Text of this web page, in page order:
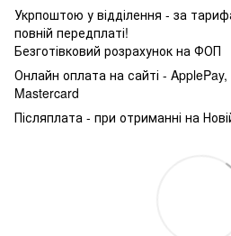
Укрпоштою у відділення - за
повній передплаті!
Безготівковий розрахунок на ФОП
Онлайн оплата на сайті -
Mastercard
Післяплата - при отриманні на